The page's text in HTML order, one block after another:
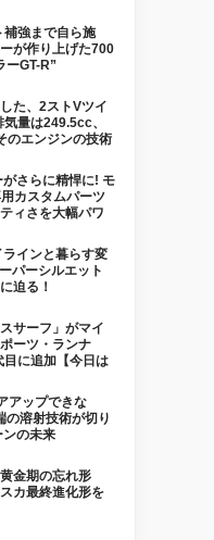
補強まで自ら施
が作り上げた700
ーGT-R”
た、2ストVツイ
量は249.5cc、
のエンジンの技術
がさらに精悍に! モ
カスタムパーツ
ィさを大幅パワ
ラインと暮らす変
パーシルエット
迫る！
サーフ」がマイ
ーツ・ランナ
に追加【今日は
アップできな
の溶射技術が切り
ンの未来
金期の忘れ形
カ最終進化形を